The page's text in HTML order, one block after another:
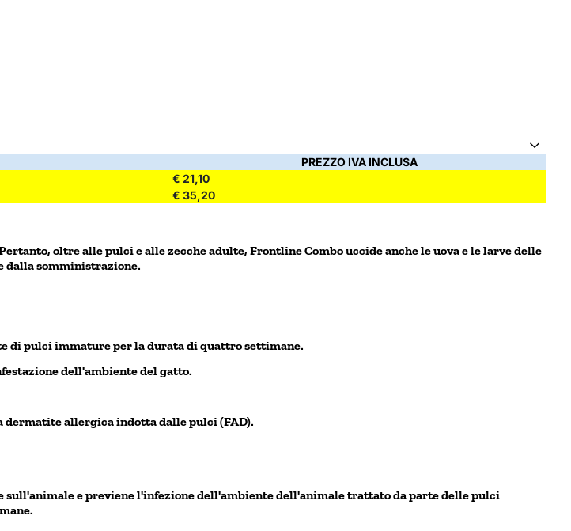
PREZZO IVA INCLUSA
€ 21,10
€ 35,20
oltre alle pulci e alle zecche adulte, Frontline Combo uccide anche le uova e le larve delle
dalla somministrazione.
di pulci immature per la durata di quattro settimane.
dell'ambiente del gatto.
allergica indotta dalle pulci (FAD).
e previene l'infezione dell'ambiente dell'animale trattato da parte delle pulci